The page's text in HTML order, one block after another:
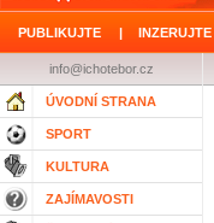
PUBLIKUJTE | INZERUJTE
info@ichotebor.cz
ÚVODNÍ STRANA
SPORT
KULTURA
ZAJÍMAVOSTI